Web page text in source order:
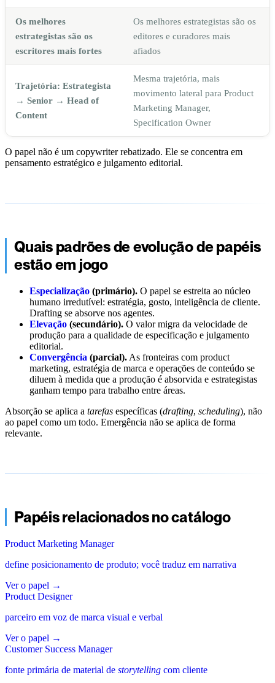
Os melhores
estrategistas são os
escritores mais fortes
Os melhores estrategistas são os
editores e curadores mais
afiados
Trajetória: Estrategista
→ Senior → Head of
Content
Mesma trajetória, mais
movimento lateral para Product
Marketing Manager,
Specification Owner
O papel não é um copywriter rebatizado. Ele se concentra em
pensamento estratégico e julgamento editorial.
Quais padrões de evolução de papéis
estão em jogo
Especialização (primário). O papel se estreita ao núcleo
humano irredutível: estratégia, gosto, inteligência de cliente.
Drafting se absorve nos agentes.
Elevação (secundário). O valor migra da velocidade de
produção para a qualidade de especificação e julgamento
editorial.
Convergência (parcial). As fronteiras com product
marketing, estratégia de marca e operações de conteúdo se
diluem à medida que a produção é absorvida e estrategistas
ganham tempo para trabalho entre áreas.
Absorção se aplica a tarefas específicas (drafting, scheduling), não
ao papel como um todo. Emergência não se aplica de forma
relevante.
Papéis relacionados no catálogo
Product Marketing Manager
define posicionamento de produto; você traduz em narrativa
Ver o papel →
Product Designer
parceiro em voz de marca visual e verbal
Ver o papel →
Customer Success Manager
fonte primária de material de storytelling com cliente